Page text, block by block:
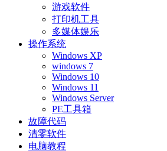
游戏软件
打印机工具
多媒体娱乐
操作系统
Windows XP
windows 7
Windows 10
Windows 11
Windows Server
PE工具箱
故障代码
清零软件
电脑教程